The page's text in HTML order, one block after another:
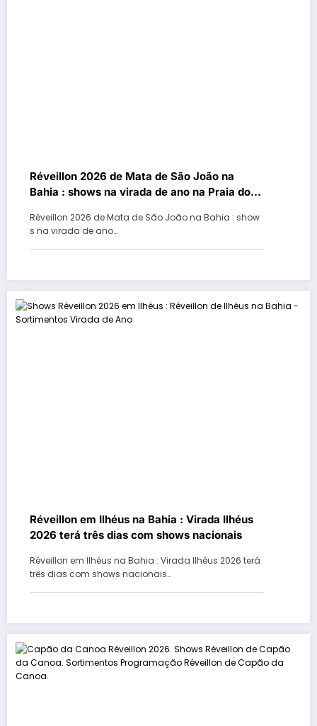
Réveillon 2026 de Mata de São João na
Bahia : shows na virada de ano na Praia do
Réveillon 2026 de Mata de São João na Bahia : show
s na virada de ano…
Réveillon em Ilhéus na Bahia : Virada Ilhéus
2026 terá três dias com shows nacionais
Réveillon em Ilhéus na Bahia : Virada Ilhéus 2026 terá
três dias com shows nacionais…